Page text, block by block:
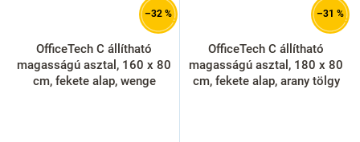
–32 %
OfficeTech C állítható
magasságú asztal, 160 x 80
cm, fekete alap, wenge
–31 %
OfficeTech C állítható
magasságú asztal, 180 x 80
cm, fekete alap, arany tölgy